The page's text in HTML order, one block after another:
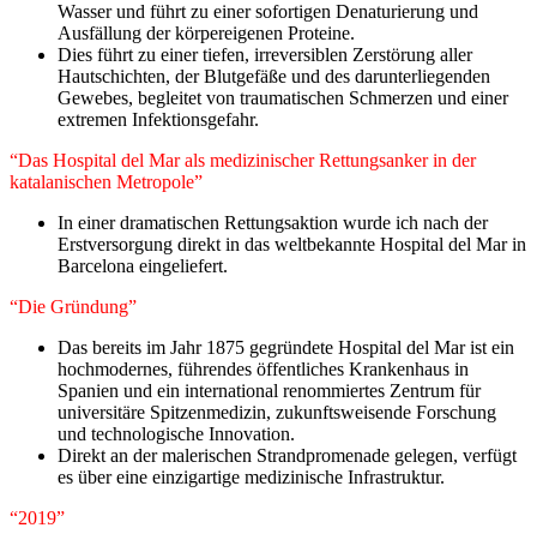
Wasser und führt zu einer sofortigen Denaturierung und
Ausfällung der körpereigenen Proteine.
Dies führt zu einer tiefen, irreversiblen Zerstörung aller
Hautschichten, der Blutgefäße und des darunterliegenden
Gewebes, begleitet von traumatischen Schmerzen und einer
extremen Infektionsgefahr.
“​Das Hospital del Mar als medizinischer Rettungsanker in der
katalanischen Metropole”
​In einer dramatischen Rettungsaktion wurde ich nach der
Erstversorgung direkt in das weltbekannte Hospital del Mar in
Barcelona eingeliefert.
“Die Gründung”
Das bereits im Jahr 1875 gegründete Hospital del Mar ist ein
hochmodernes, führendes öffentliches Krankenhaus in
Spanien und ein international renommiertes Zentrum für
universitäre Spitzenmedizin, zukunftsweisende Forschung
und technologische Innovation.
Direkt an der malerischen Strandpromenade gelegen, verfügt
es über eine einzigartige medizinische Infrastruktur.
“2019”